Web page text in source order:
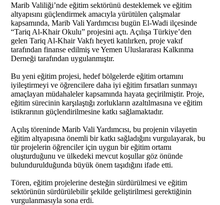
Marib Valiliği’nde eğitim sektörünü desteklemek ve eğitim
altyapısını güçlendirmek amacıyla yürütülen çalışmalar
kapsamında, Marib Vali Yardımcısı bugün El-Wadi ilçesinde
“Tariq Al-Khair Okulu” projesini açtı. Açılışa Türkiye’den
gelen Tariq Al-Khair Vakfı heyeti katılırken, proje vakıf
tarafından finanse edilmiş ve Yemen Uluslararası Kalkınma
Derneği tarafından uygulanmıştır.
Bu yeni eğitim projesi, hedef bölgelerde eğitim ortamını
iyileştirmeyi ve öğrencilere daha iyi eğitim fırsatları sunmayı
amaçlayan müdahaleler kapsamında hayata geçirilmiştir. Proje,
eğitim sürecinin karşılaştığı zorlukların azaltılmasına ve eğitim
istikrarının güçlendirilmesine katkı sağlamaktadır.
Açılış töreninde Marib Vali Yardımcısı, bu projenin vilayetin
eğitim altyapısına önemli bir katkı sağladığını vurgulayarak, bu
tür projelerin öğrenciler için uygun bir eğitim ortamı
oluşturduğunu ve ülkedeki mevcut koşullar göz önünde
bulundurulduğunda büyük önem taşıdığını ifade etti.
Tören, eğitim projelerine desteğin sürdürülmesi ve eğitim
sektörünün sürdürülebilir şekilde geliştirilmesi gerektiğinin
vurgulanmasıyla sona erdi.